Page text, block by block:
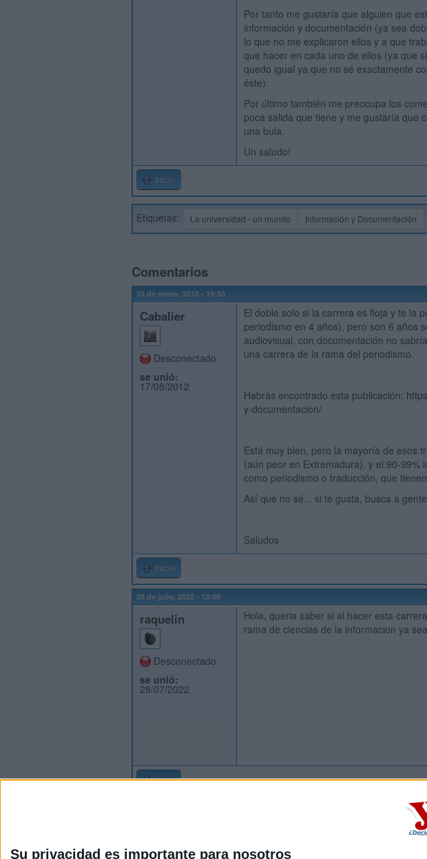
Su privacidad es importante para nosotros
Por tanto me gustaría que alguien que
información y documentación (ya sea
lo que no me explicaron ellos y a que
que hacer en cada uno de ellos (ya que
quedo igual ya que no sé exactamente
éste).
Por último también me preocupa los
poca salida que tiene y me gustaría que
una bula.
Un saludo!
Inicio
Etiquetas: La universidad - un mundo Información y Documentación
Comentarios
13 de enero, 2018 - 19:53
Cabalier
Desconectado
se unió:
17/08/2012
El doble solo si la carrera es floja y te la
periodismo en 4 años), pero son 6 años
audiovisual, con documentación no
una carrera de la rama del periodismo.
Habrás encontrado esta publicación:
y-documentacion/
Está muy bien, pero la mayoría de esos
(aún peor en Extremadura), y el 90-99%
como periodismo o traducción, que
Así que no sé... si te gusta, busca a
Saludos
Inicio
28 de julio, 2022 - 13:09
raquelin
Desconectado
se unió:
28/07/2022
Hola, queria saber si al hacer esta
rama de ciencias de la informacion ya
Inicio